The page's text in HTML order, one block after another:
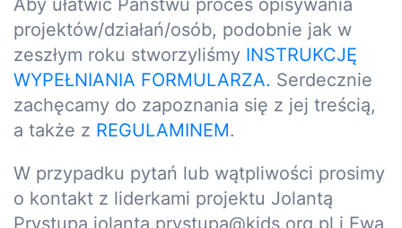
Aby ułatwić Państwu proces opisywania
projektów/działań/osób, podobnie jak w
zeszłym roku stworzyliśmy INSTRUKCJĘ
WYPEŁNIANIA FORMULARZA. Serdecznie
zachęcamy do zapoznania się z jej treścią,
a także z REGULAMINEM.
W przypadku pytań lub wątpliwości prosimy
o kontakt z liderkami projektu Jolantą
Prystupą jolanta.prystupa@kids.org.pl i Ewą